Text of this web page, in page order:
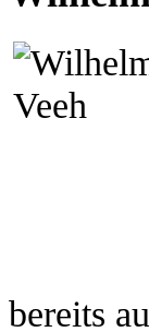
bereits